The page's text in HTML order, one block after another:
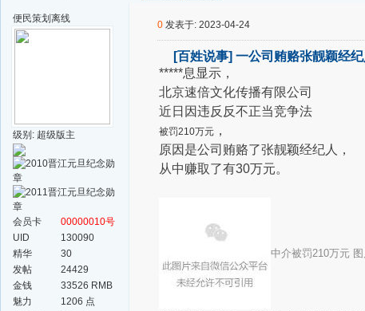
便民策划 离线
级别: 超级版主
会员卡
00000010号
UID
130090
精华
30
发帖
24429
金钱
33526 RMB
魅力
1206 点
0 发表于: 2023-04-24
[百姓说事] 一公司贿赂张靓颖经
*****息显示，
北京速倍文化传播有限公司
近日因违反 反不正当竞争法
被罚210万元 ，
原因是公司贿赂了张靓颖经纪人，
从中赚取了有30万元。
中介被罚210万元